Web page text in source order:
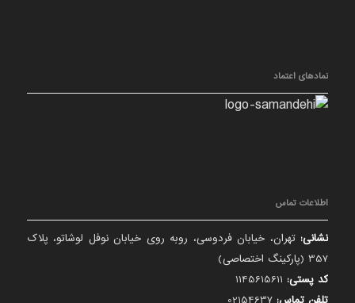
نمادهای اعتماد
اطلاعات تماس
نشانی: تهران، خیابان فردوسی، روبه روی خیابان نوفل لوشاتو، پلاک
357 (پارکینگ اختصاصی)
کد پستی: